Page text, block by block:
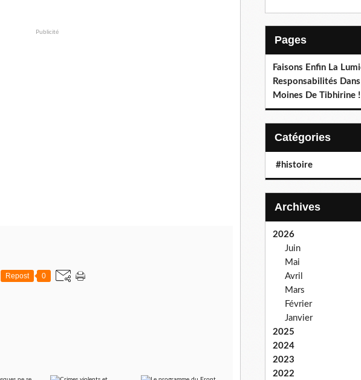
Publicité
Repost 0
Pages
Faisons Enfin La
Responsabilités
Moines De Tibhirine !
Catégories
#histoire
Archives
2026
Juin
Mai
Avril
Mars
Février
Janvier
2025
2024
2023
2022